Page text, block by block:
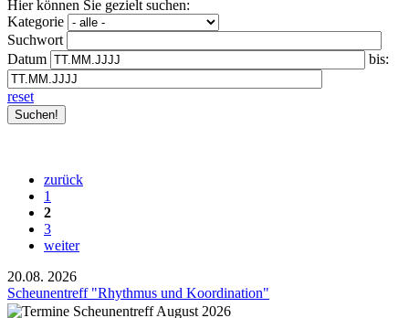
Hier können Sie gezielt suchen:
Kategorie
Suchwort
Datum
bis:
reset
zurück
1
2
3
weiter
20.08. 2026
Scheunentreff "Rhythmus und Koordination"